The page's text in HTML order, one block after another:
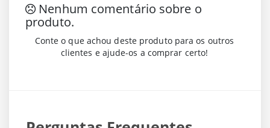
Nenhum comentário sobre o
produto.
Conte o que achou deste produto para os outros
clientes e ajude-os a comprar certo!